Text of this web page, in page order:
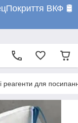
ВКФ 🛢️
реагенти для